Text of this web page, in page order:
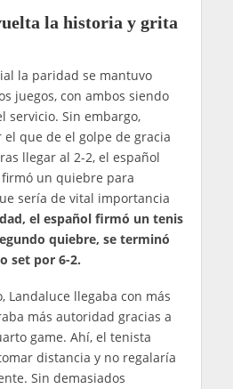
la historia y grita
la paridad se mantuvo
juegos, con ambos siendo
servicio. Sin embargo,
el que de el golpe de gracia
llegar al 2-2, el español
un quiebre para
sería de vital importancia
el español firmó un tenis
quiebre, se terminó
set por 6-2.
Landaluce llegaba con más
más autoridad gracias a
game. Ahí, el tenista
distancia y no regalaría
Sin demasiados